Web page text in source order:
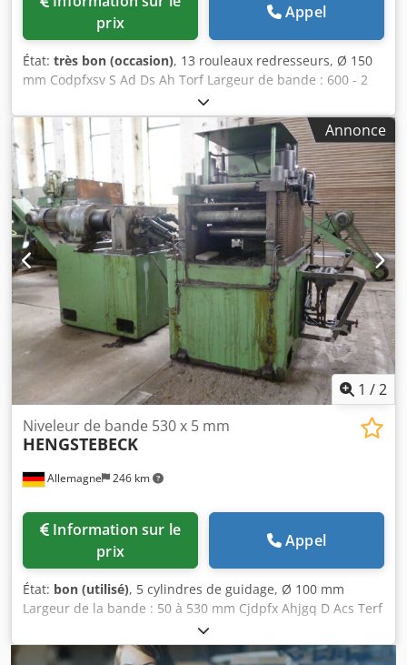
prix
Appel
État: très bon (occasion), 13 rouleaux redresseurs, Ø 150
mm Codpfxsv S Ad Ds Ah Torf Largeur de bande : 600 - 2
000 mm Épaisseur de la bande : 6 - 15 mm Type : 4
cassettes haute fidélité
Annonce
1 /2
Allemagne 246 km
Niveleur de bande 530 x 5 mm
HENGSTEBECK
prix
Appel
État: bon (utilisé), 5 cylindres de guidage, Ø 100 mm
Largeur de la bande : 50 à 530 mm Cjdpfx Ahjgq D Acs Terf
Épaisseur de la bande : max. 5 mm